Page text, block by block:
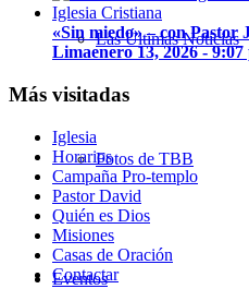
Las Últimas Noticias
Fotos de TBB
Eventos
«Sin miedo» – con Pastor
Limaenero 13, 2026 - 9:07
Más visitadas
Iglesia
Horarios
Campaña Pro-templo
Pastor David
Quién es Dios
Misiones
Casas de Oración
Contactar